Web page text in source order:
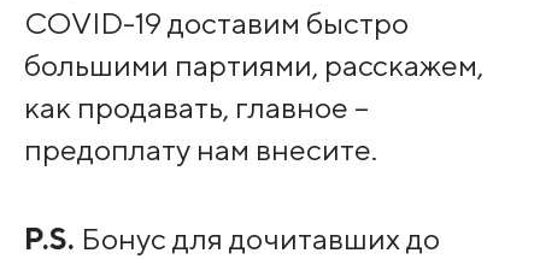
COVID-19 доставим быстро
большими партиями, расскажем,
как продавать, главное –
предоплату нам внесите.
P.S. Бонус для дочитавших до